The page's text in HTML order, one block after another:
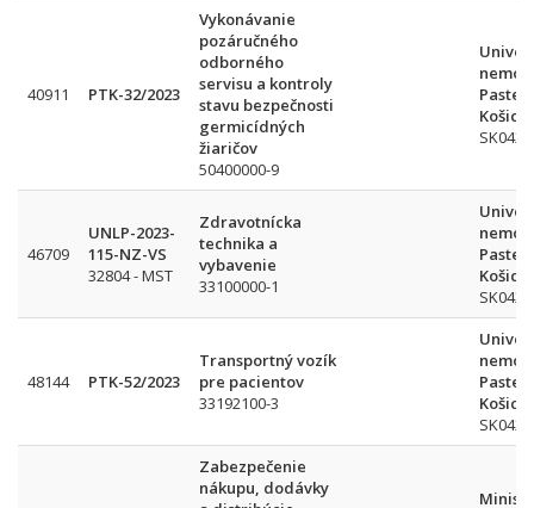
40911 PTK-32/2023
Vykonávanie
pozáručného
odborného
servisu a kontroly
stavu bezpečnosti
germicídných
žiaričov
50400000-9
Košice
SK042
46709
UNLP-2023-
115-NZ-VS
32804 - MST
Zdravotnícka
technika a
vybavenie
33100000-1
Košice
SK042
48144 PTK-52/2023
Transportný vozík
pre pacientov
33192100-3
Košice
SK042
Zabezpečenie
nákupu, dodávky